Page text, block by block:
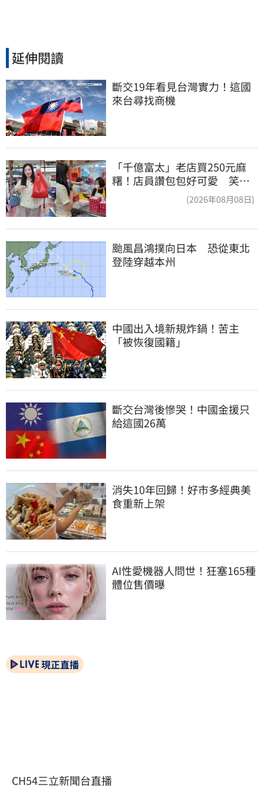
延伸閱讀
斷交19年看見台灣實力！這國
來台尋找商機
「千億富太」老店買250元麻
糬！店員讚包包好可愛 笑
(2026年08月08日)
颱風昌鴻撲向日本　恐從東北
登陸穿越本州
中國出入境新規炸鍋！苦主
「被恢復國籍」
斷交台灣後慘哭！中國金援只
給這國26萬
消失10年回歸！好市多經典美
食重新上架
AI性愛機器人問世！狂塞165種
體位售價曝
現正直播
CH54三立新聞台直播